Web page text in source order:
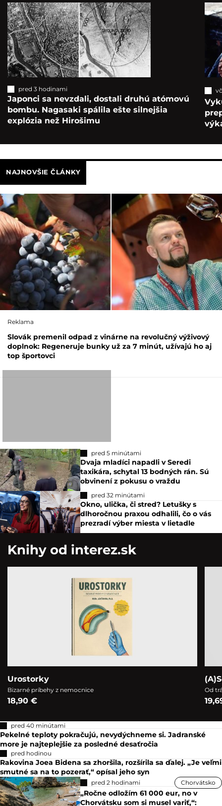
pred 3 hodinami
Japonci sa nevzdali, dostali druhú atómovú
bombu. Nagasaki spálila ešte silnejšia
explózia než Hirošimu
NAJNOVŠIE ČLÁNKY
Reklama
Slovák premenil odpad z vinárne na revolučný výživový
doplnok: Regeneruje bunky už za 7 minút, užívajú ho aj
top športovci
pred 5 minútami
Dvaja mladíci napadli v Seredi
taxikára, schytal 13 bodných rán. Sú
obvinení z pokusu o vraždu
pred 32 minútami
Okno, ulička, či stred? Letušky s
dlhoročnou praxou odhalili, čo o vás
prezradí výber miesta v lietadle
Knihy od interez.sk
Urostorky
Bizarné príbehy z nemocnice
18,90 €
Od
pred 40 minútami
Pekelné teploty pokračujú, nevydýchneme si. Jadranské
more je najteplejšie za posledné desaťročia
pred hodinou
Rakovina Joea Bidena sa zhoršila, rozšírila sa ďalej. „Je veľmi
smutné sa na to pozerať,“ opísal jeho syn
pred 2 hodinami Chorvátsko
„Ročne odložím 61 000 eur, no v
Chorvátsku som si musel variť,“: